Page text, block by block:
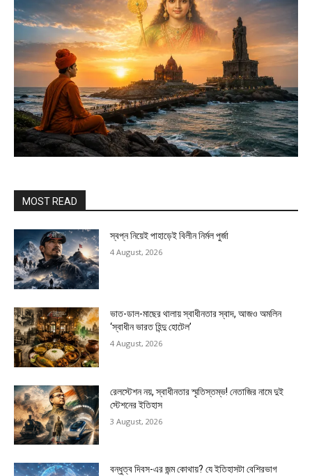
MOST READ
স্বপ্ন নিয়েই পাহাড়েই বিলীন নির্মল পুর্জা
4 August, 2026
ভাত-ডাল-মাছের থালায় স্বাধীনতার স্বাদ, আজও অমলিন
‘স্বাধীন ভারত হিন্দু হোটেল’
4 August, 2026
রেলস্টেশন নয়, স্বাধীনতার স্মৃতিস্তম্ভ! নেতাজির নামে দুই
স্টেশনের ইতিহাস
3 August, 2026
বন্ধুত্ব দিবস-এর জন্ম কোথায়? যে ইতিহাসটা বেশিরভাগ